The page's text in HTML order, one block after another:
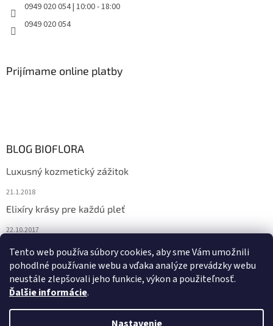
Tento web používa súbory cookies, aby sme Vám umožnili
pohodlné používanie webu a vďaka analýze prevádzky webu
neustále zlepšovali jeho funkcie, výkon a použiteľnosť.
Ďalšie informácie.
0949 020 054 | 10:00 - 18:00
0949 020 054
Prijímame online platby
BLOG BIOFLORA
Luxusný kozmetický zážitok
21.1.2018
Elixíry krásy pre každú pleť
22.10.2017
Spoznajte prírodnú kozmetiku Sante
10.10.2017